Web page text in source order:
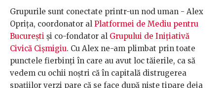
Grupurile sunt conectate printr-un nod uman - Alex
Oprița, coordonator al Platformei de Mediu pentru
București și co-fondator al Grupului de Inițiativă
Civică Cișmigiu. Cu Alex ne-am plimbat prin toate
punctele fierbinți în care au avut loc tăierile, ca să
vedem cu ochii noștri că în capitală distrugerea
spațiilor verzi pare că se face după niște tipare deja